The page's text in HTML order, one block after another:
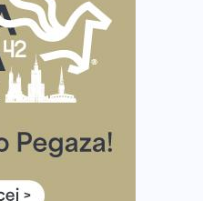
się w bieganiu?
które warto włączyć do
na weekend z
Warszawskiego.